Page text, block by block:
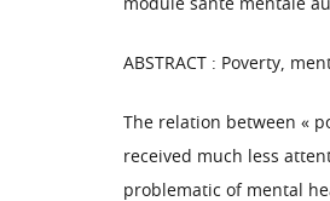
module santé mentale au
ABSTRACT : Poverty,
The relation between «
received much less
problematic of mental